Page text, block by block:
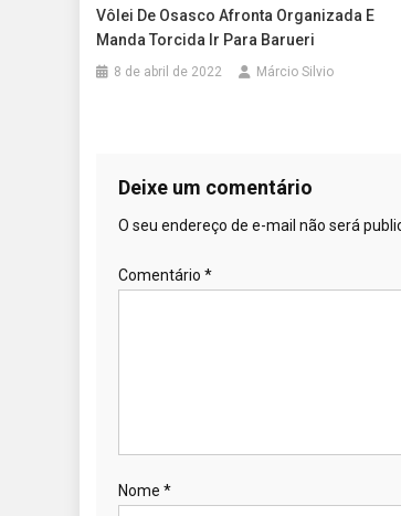
Vôlei De Osasco Afronta Organizada E
Manda Torcida Ir Para Barueri
8 de abril de 2022 Márcio Silvio
Deixe um comentário
O seu endereço de e-mail não será
Comentário *
Nome *